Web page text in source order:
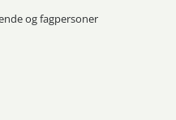
og fagpersoner